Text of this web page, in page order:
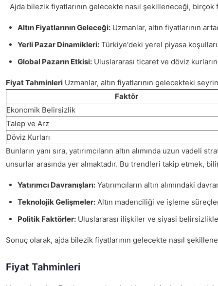
Ajda bilezik fiyatlarının gelecekte nasıl şekilleneceği,
Altın Fiyatlarının Geleceği: Uzmanlar, altın fiyatlarının
Yerli Pazar Dinamikleri: Türkiye'deki yerel piyasa
Global Pazarın Etkisi: Uluslararası ticaret ve döviz
Fiyat Tahminleri Uzmanlar, altın fiyatlarının gelecekteki
Faktör
Ekonomik Belirsizlik
Talep ve Arz
Döviz Kurları
Bunların yanı sıra, yatırımcıların altın alımında uzun
unsurlar arasında yer almaktadır. Bu trendleri takip etmek,
Yatırımcı Davranışları: Yatırımcıların altın alımındaki
Teknolojik Gelişmeler: Altın madenciliği ve işleme
Politik Faktörler: Uluslararası ilişkiler ve siyasi
Sonuç olarak, ajda bilezik fiyatlarının gelecekte nasıl
Fiyat Tahminleri